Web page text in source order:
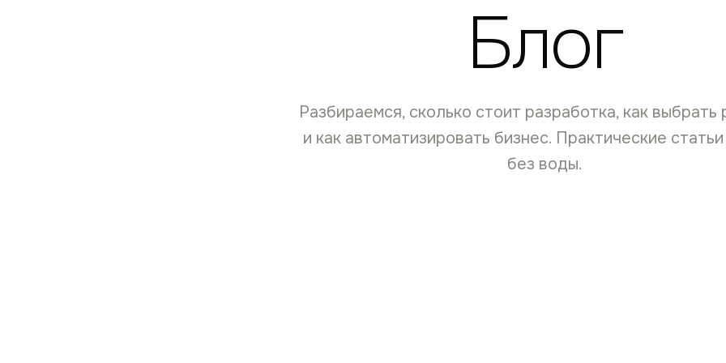
Блог
Разбираемся, сколько стоит разработка, как
и как автоматизировать бизнес. Практические
без воды.